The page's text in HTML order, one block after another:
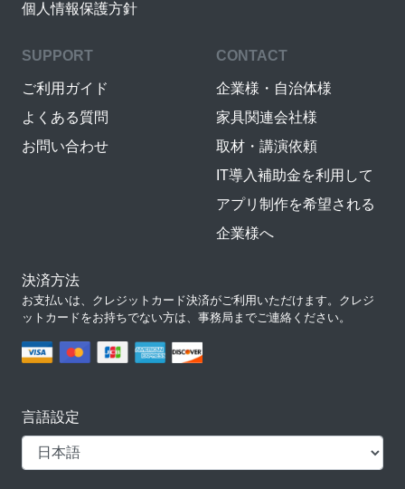
個人情報保護方針
SUPPORT
ご利用ガイド
よくある質問
お問い合わせ
CONTACT
企業様・自治体様
家具関連会社様
取材・講演依頼
IT導入補助金を利用して
アプリ制作を希望される
企業様へ
決済方法
お支払いは、クレジットカード決済がご利用いただけます。クレジ
ットカードをお持ちでない方は、事務局までご連絡ください。
言語設定